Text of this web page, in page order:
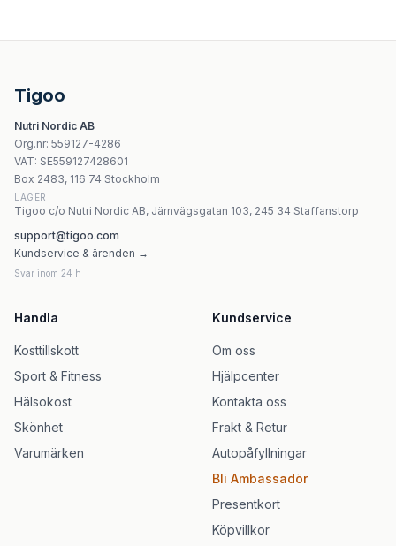
Life Extension - Enhanced Stress Relief - 30 Vcaps
Nature'S Way Alfa-Max 100 Vcaps
Nature's Way - Vitamin A - 100 Sgels
Nature's Way - Olive Leaf Premium Extract - 60 kapslar
Tigoo
Nutri Nordic AB
Org.nr: 559127-4286
VAT: SE559127428601
Box 2483, 116 74 Stockholm
LAGER
Tigoo c/o Nutri Nordic AB, Järnvägsgatan 103, 245 34 Staffanstorp
support@tigoo.com
Kundservice & ärenden →
Svar inom 24 h
Handla
Kosttillskott
Sport & Fitness
Hälsokost
Skönhet
Varumärken
Kundservice
Om oss
Hjälpcenter
Kontakta oss
Frakt & Retur
Autopåfyllningar
Bli Ambassadör
Presentkort
Köpvillkor